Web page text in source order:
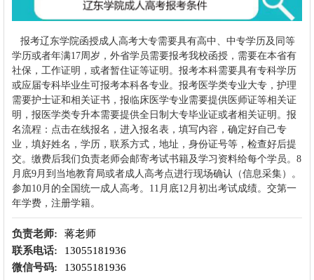
报考辽东学院函授成人高考大专需要具有高中、中专学历及同等
学历或者年满17周岁，外省学员需要报考我校函授，需要在本省有
社保，工作证明，或者暂住证等证明。报考本科需要具有专科学历
或应届专科毕业生可报考本科各专业。报考医学类专业大专，护理
需要护士证和相关证书，报临床医学专业需要提供医师证等相关证
明，报医学类专升本需要提供全日制大专毕业证或者相关证明。报
名流程：点击在线报名，进入报名表，填写内容，确定好自己专
业，填好姓名，学历，联系方式，地址，身份证号等，检查好后提
交。缴费后我们负责老师会邮寄考试书籍及学习资料给每个学员。8
月底9月到当地教育局或者成人高考点进行现场确认（信息采集）。
参加10月的全国统一成人高考。11月底12月初出考试成绩。交第一
年学费，注册学籍。
负责老师:
蒋老师
联系电话:
13055181936
微信号码:
13055181936